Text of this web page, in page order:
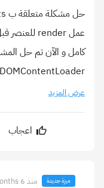
كامل و الآن تم حل
DOMContentLoader و MutationObserver https://w...
عرض المزيد
اعجاب
ميزة جديدة منذ 6 months